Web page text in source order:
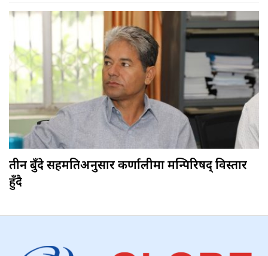
तीन बुँदे सहमतिअनुसार कर्णालीमा मन्त्रिपरिषद् विस्तार
हुँदै